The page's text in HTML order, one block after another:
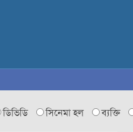
ডিভিডি সিনেমা হল ব্যক্তি